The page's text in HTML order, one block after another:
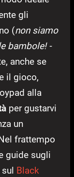
gli
(non siamo
bambole! -
anche se
il gioco,
alla
per gustarvi
un
frattempo
guide sugli
Black